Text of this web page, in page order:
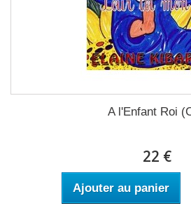
A l'Enfant Roi
22 €
Ajouter au panier